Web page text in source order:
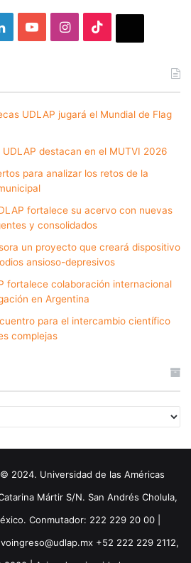
LinkedInYouTubeInstagram
UDLAP jugará el Mundial de Flag
UDLAP destacan en el MUTVI 2026
para analizar los retos de la
fortalece su acervo con nuevas
y consolidados
un proyecto que creará dispositivo
ansioso-depresivos
fortalece colaboración internacional
en Argentina
para el intercambio científico
complejas
2024. Universidad de las Américas
Mártir S/N. San Andrés Cholula,
Conmutador: 222 229 20 00 |
+52 222 229 2112,